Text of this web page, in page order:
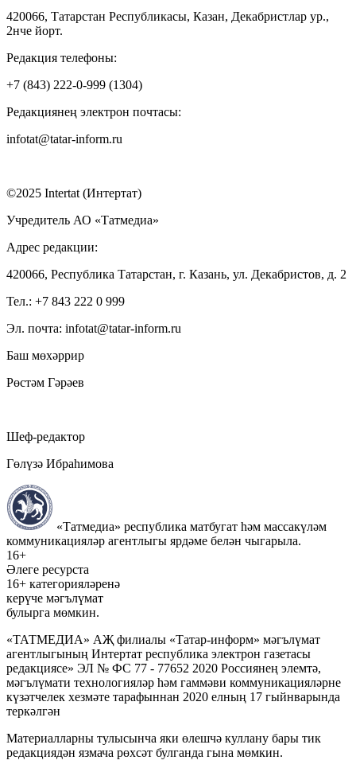
420066, Татарстан Республикасы, Казан, Декабристлар ур.,
2нче йорт.
Редакция телефоны:
+7 (843) 222-0-999 (1304)
Редакциянең электрон почтасы:
infotat@tatar-inform.ru
©2025 Intertat (Интертат)
Учредитель АО «Татмедиа»
Адрес редакции:
420066, Республика Татарстан, г. Казань, ул. Декабристов, д. 2
Тел.: +7 843 222 0 999
Эл. почта: infotat@tatar-inform.ru
Баш мөхәррир
Рөстәм Гәрәев
Шеф-редактор
Гөлүзә Ибраһимова
«Татмедиа» республика матбугат һәм массакүләм
коммуникацияләр агентлыгы ярдәме белән чыгарыла.
16+
Әлеге ресурста
16+ категорияләренә
керүче мәгълүмат
булырга мөмкин.
«ТАТМЕДИА» АҖ филиалы «Татар-информ» мәгълүмат
агентлыгының Интертат республика электрон газетасы
редакциясе» ЭЛ № ФС 77 - 77652 2020 Россиянең элемтә,
мәгълүмати технологияләр һәм гаммәви коммуникацияләрне
күзәтчелек хезмәте тарафыннан 2020 елның 17 гыйнварында
теркәлгән
Материалларны тулысынча яки өлешчә куллану бары тик
редакциядән язмача рөхсәт булганда гына мөмкин.